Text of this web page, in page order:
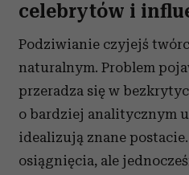
celebrytów i
Podziwianie czyjejś
naturalnym. Problem
przeradza się w
o bardziej analitycznym
idealizują znane
osiągnięcia, ale